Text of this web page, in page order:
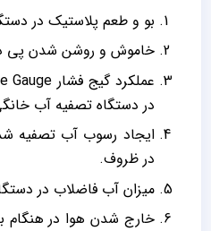
بو و طعم پلاستیک در
خاموش و روشن شدن پی
در دستگاه تصفیه آب
ایجاد رسوب آب تصفیه
در ظروف.
میزان آب فاضلاب در
خارج شدن هوا در هنگام